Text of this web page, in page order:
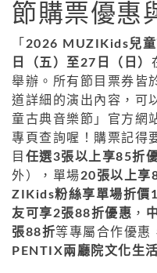
節購票優惠
「 2026 MUZIKids兒童
日（五）至27日（日）
舉辦。所有節目票券皆
道詳細的演出內容，可
童古典音樂節」官方網
專頁查詢喔！購票記得
目 任選3張以上享85折
外），單場20張以上享
ZIKids粉絲享單場折價
友可享2張88折優惠 ，
張88折等專屬合作優惠
PENTIX兩廳院文化生活